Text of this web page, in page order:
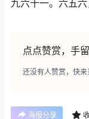
九六十一。六五六
点点赞赏，手
还没有人赞赏，快来
海报分享